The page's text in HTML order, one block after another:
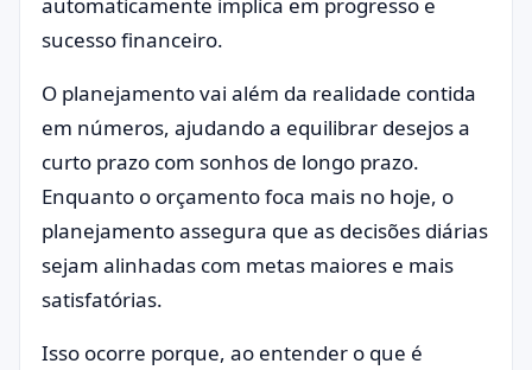
sucesso financeiro.
O planejamento vai além da realidade contida
em números, ajudando a equilibrar desejos a
curto prazo com sonhos de longo prazo.
Enquanto o orçamento foca mais no hoje, o
planejamento assegura que as decisões diárias
sejam alinhadas com metas maiores e mais
satisfatórias.
Isso ocorre porque, ao entender o que é